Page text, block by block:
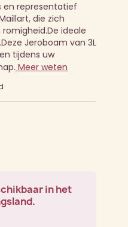
en representatief
die zich
De ideale
Deze Jeroboam van 3L
tijdens uw
Meer weten
in het